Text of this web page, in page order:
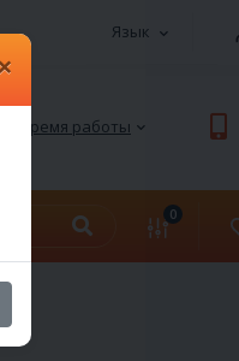
Язык
Время работы
0